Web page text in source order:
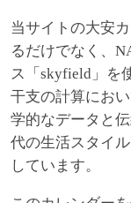
当サイトの大安
るだけでなく、
ス「skyfield」を
干支の計算にお
学的なデータと
代の生活スタイ
しています。